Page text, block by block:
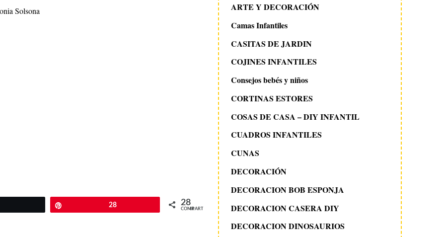
Solsona
28 28
COMPARTIR
ARTE Y DECORACIÓN
Camas Infantiles
CASITAS DE JARDIN
COJINES INFANTILES
Consejos bebés y niños
CORTINAS ESTORES
COSAS DE CASA – DIY INFANTIL
CUADROS INFANTILES
CUNAS
DECORACIÓN
DECORACION BOB ESPONJA
DECORACION CASERA DIY
DECORACION DINOSAURIOS